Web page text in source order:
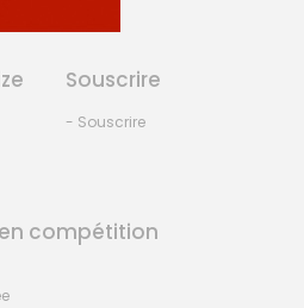
Souscrire
- Souscrire
compétition